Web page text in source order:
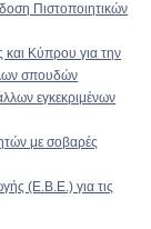
Πιστοποιητικών
Κύπρου για την
σπουδών
εγκεκριμένων
με σοβαρές
(Ε.Β.Ε.) για τις